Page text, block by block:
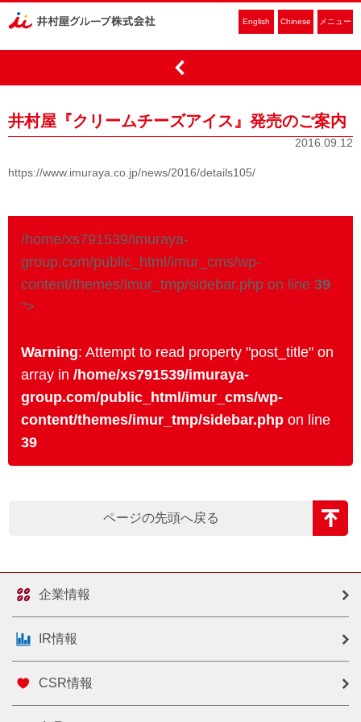
English Chinese メニュー
井村屋『クリームチーズアイス』発売のご案内
2016.09.12
https://www.imuraya.co.jp/news/2016/details105/
/home/xs791539/imuraya-
group.com/public_html/imur_cms/wp-
content/themes/imur_tmp/sidebar.php on line 39
">
Warning: Attempt to read property "post_title" on
array in /home/xs791539/imuraya-
group.com/public_html/imur_cms/wp-
content/themes/imur_tmp/sidebar.php on line
39
ページの先頭へ戻る
企業情報
IR情報
CSR情報